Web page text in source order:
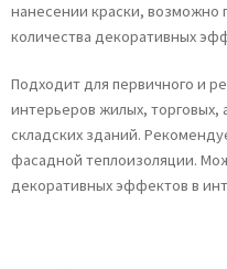
нанесении краски, возможно
количества декоративных
Подходит для первичного и
интерьеров жилых,
складских зданий.
фасадной теплоизоляции.
декоративных эффектов в